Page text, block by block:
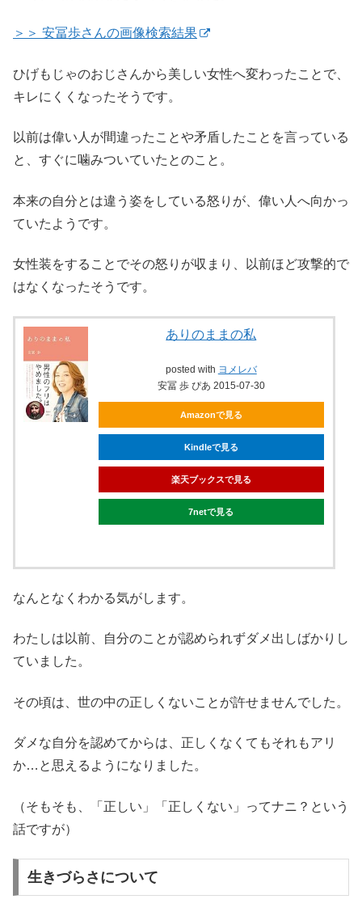
＞＞ 安冨歩さんの画像検索結果
ひげもじゃのおじさんから美しい女性へ変わったことで、
キレにくくなったそうです。
以前は偉い人が間違ったことや矛盾したことを言っている
と、すぐに噛みついていたとのこと。
本来の自分とは違う姿をしている怒りが、偉い人へ向かっ
ていたようです。
女性装をすることでその怒りが収まり、以前ほど攻撃的で
はなくなったそうです。
ありのままの私
posted with ヨメレバ
安冨 歩 ぴあ 2015-07-30
Amazonで見る
Kindleで見る
楽天ブックスで見る
7netで見る
なんとなくわかる気がします。
わたしは以前、自分のことが認められずダメ出しばかりし
ていました。
その頃は、世の中の正しくないことが許せませんでした。
ダメな自分を認めてからは、正しくなくてもそれもアリ
か…と思えるようになりました。
（そもそも、「正しい」「正しくない」ってナニ？という
話ですが）
生きづらさについて